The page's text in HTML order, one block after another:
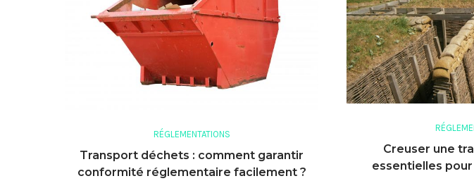
RÉGLEMENTATIONS
Transport déchets : comment garantir
conformité réglementaire facilement ?
Creuser une
essentielles